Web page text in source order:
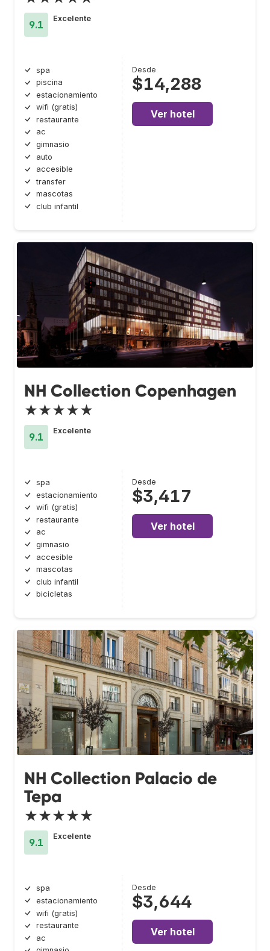
9.1
Excelente
spa
piscina
estacionamiento
wifi (gratis)
restaurante
ac
gimnasio
auto
accesible
transfer
mascotas
club infantil
Desde
$14,288
Ver hotel
NH Collection Copenhagen
★★★★★
9.1
Excelente
spa
estacionamiento
wifi (gratis)
restaurante
ac
gimnasio
accesible
mascotas
club infantil
bicicletas
Desde
$3,417
Ver hotel
NH Collection Palacio de
Tepa
★★★★★
9.1
Excelente
spa
estacionamiento
wifi (gratis)
restaurante
ac
Desde
$3,644
Ver hotel